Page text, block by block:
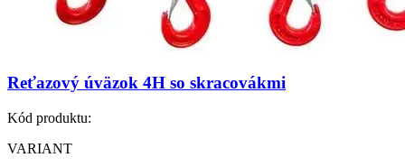
Reťazový úväzok 4H so skracovákmi
Kód produktu:
VARIANT